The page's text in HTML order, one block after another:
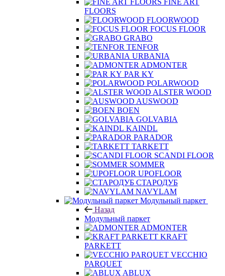
FINE ART
FLOORS
FLOORWOOD
FOCUS FLOOR
GRABO
TENFOR
URBANIA
ADMONTER
PAR KY
POLARWOOD
ALSTER WOOD
AUSWOOD
BOEN
GOLVABIA
KAINDL
PARADOR
TARKETT
SCANDI FLOOR
SOMMER
UPOFLOOR
СТАРОДУБ
NAVYLAM
Модульный паркет
Назад
Модульный паркет
ADMONTER
KRAFT
PARKETT
VECCHIO
PARQUET
ABLUX